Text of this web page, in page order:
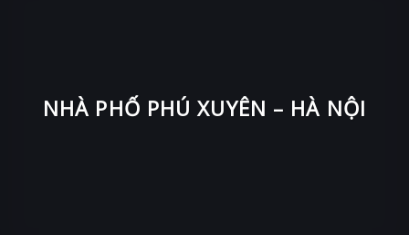
NHÀ PHỐ PHÚ XUYÊN – HÀ NỘI